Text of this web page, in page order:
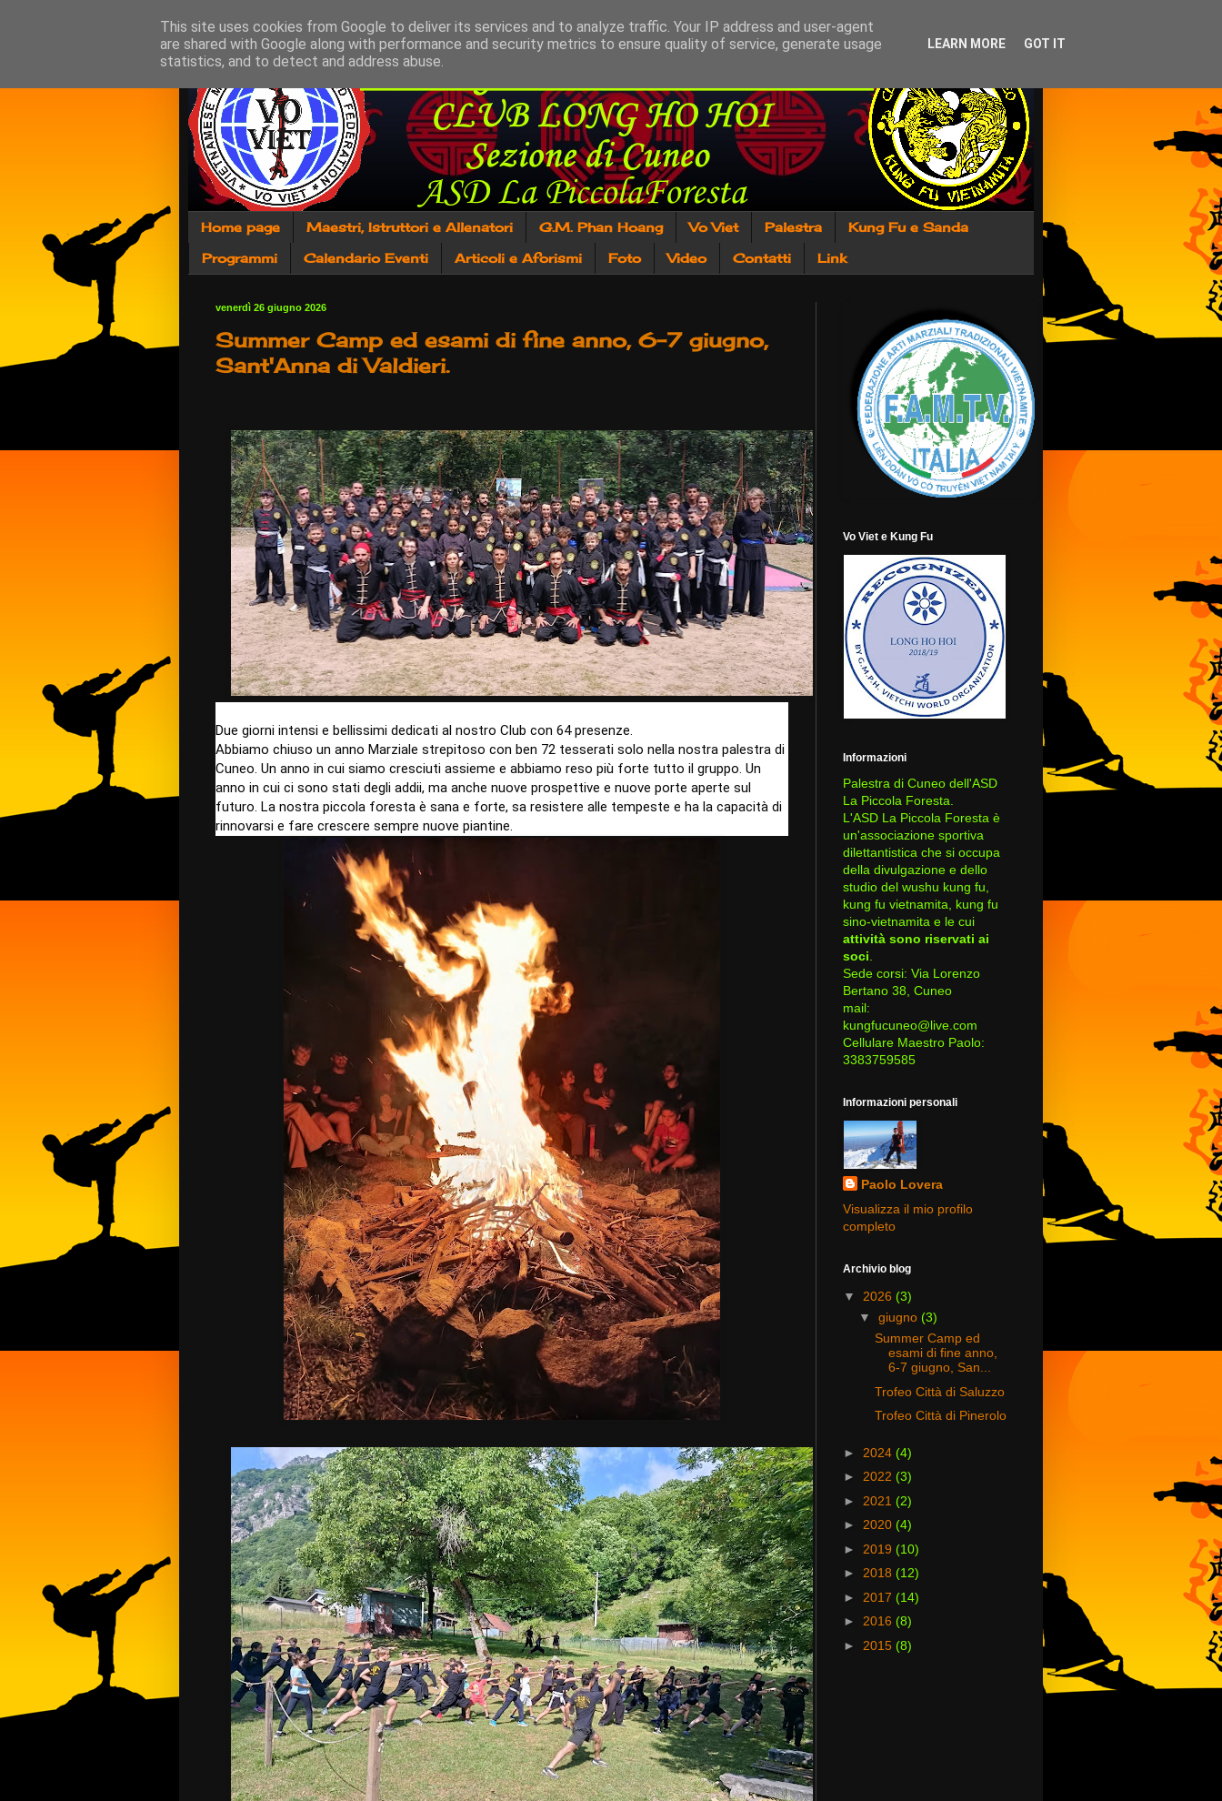
Home page Maestri, Istruttori e Allenatori G.M. Phan Hoang Vo Viet Palestra
Kung Fu e Sanda
Programmi
Calendario Eventi Articoli e Aforismi Foto Video Contatti Link
venerdì 26 giugno 2026
Summer Camp ed esami di fine anno, 6-7 giugno,
Sant'Anna di Valdieri.
Due giorni intensi e bellissimi dedicati al nostro Club con 64 presenze.
Abbiamo chiuso un anno Marziale strepitoso con ben 72 tesserati solo nella nostra palestra di
Cuneo. Un anno in cui siamo cresciuti assieme e abbiamo reso più forte tutto il gruppo. Un
anno in cui ci sono stati degli addii, ma anche nuove prospettive e nuove porte aperte sul
futuro. La nostra piccola foresta è sana e forte, sa resistere alle tempeste e ha la capacità di
rinnovarsi e fare crescere sempre nuove piantine.
Vo Viet e Kung Fu
Informazioni
Palestra di Cuneo dell'ASD
La Piccola Foresta.
L'ASD La Piccola Foresta è
un'associazione sportiva
dilettantistica che si occupa
della divulgazione e dello
studio del wushu kung fu,
kung fu vietnamita, kung fu
sino-vietnamita e le cui
attività sono riservati ai
soci
Sede corsi: Via Lorenzo
Bertano 38, Cuneo
mail:
kungfucuneo@live.com
Cellulare Maestro Paolo:
3383759585
Informazioni personali
Paolo Lovera
Visualizza il mio profilo
completo
Archivio blog
▼ 2026 (3)
▼ giugno (3)
Summer Camp ed
esami di fine anno,
6-7 giugno, San...
Trofeo Città di Saluzzo
Trofeo Città di Pinerolo
► 2024 (4)
► 2022 (3)
► 2021 (2)
► 2020 (4)
► 2019 (10)
► 2018 (12)
► 2017 (14)
► 2016 (8)
► 2015 (8)
This site uses cookies from Google to deliver its services and to analyze traffic. Your IP address and user-agent
are shared with Google along with performance and security metrics to ensure quality of service, generate usage
statistics, and to detect and address abuse.
LEARN MORE GOT IT